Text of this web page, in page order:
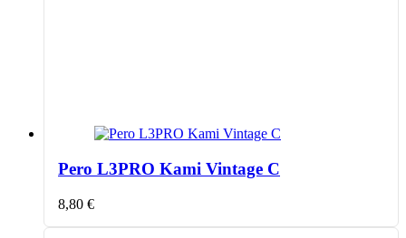
Pero L3PRO Kami Vintage C
8,80 €